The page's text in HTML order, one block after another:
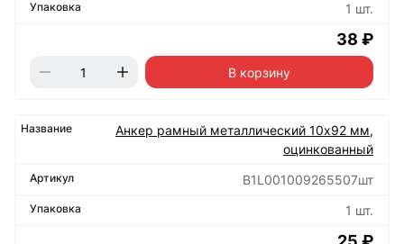
1 шт.
38 ₽
В корзину
Анкер рамный металлический 10х92 мм,
оцинкованный
B1L001009265507шт
1 шт.